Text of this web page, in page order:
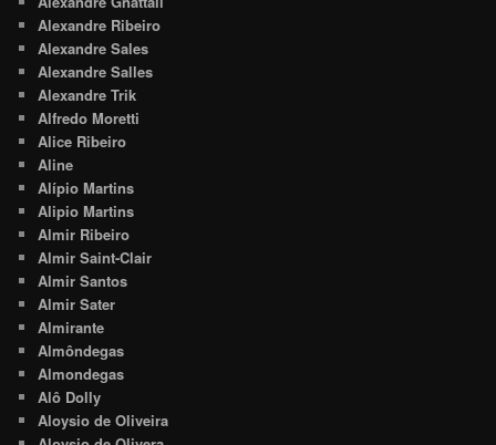
Alexandre Ribeiro
Alexandre Sales
Alexandre Salles
Alexandre Trik
Alfredo Moretti
Alice Ribeiro
Aline
Alípio Martins
Alipio Martins
Almir Ribeiro
Almir Saint-Clair
Almir Santos
Almir Sater
Almirante
Almôndegas
Almondegas
Alô Dolly
Aloysio de Oliveira